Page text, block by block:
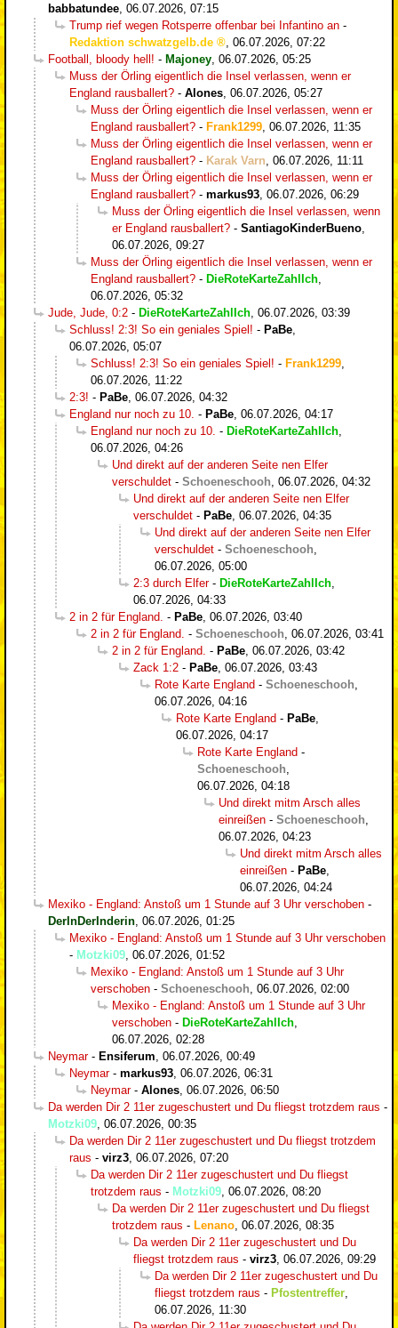
babbatundee 06.07.2026, 07:15
Trump rief wegen Rotsperre offenbar bei Infantino an -
Redaktion schwatzgelb.de
06.07.2026, 07:22
Football, bloody hell! - Majoney 06.07.2026, 05:25
Muss der Örling eigentlich die Insel verlassen, wenn er
England rausballert? - Alones 06.07.2026, 05:27
Muss der Örling eigentlich die Insel verlassen, wenn er
England rausballert? - Frank1299 06.07.2026, 11:35
Muss der Örling eigentlich die Insel verlassen, wenn er
England rausballert? - Karak Varn 06.07.2026, 11:11
Muss der Örling eigentlich die Insel verlassen, wenn er
England rausballert? - markus93 06.07.2026, 06:29
Muss der Örling eigentlich die Insel verlassen, wenn
er England rausballert? - SantiagoKinderBueno
06.07.2026, 09:27
Muss der Örling eigentlich die Insel verlassen, wenn er
England rausballert? - DieRoteKarteZahlIch
06.07.2026, 05:32
Jude, Jude, 0:2 - DieRoteKarteZahlIch 06.07.2026, 03:39
Schluss! 2:3! So ein geniales Spiel! - PaBe
06.07.2026, 05:07
Schluss! 2:3! So ein geniales Spiel! - Frank1299
06.07.2026, 11:22
2:3! - PaBe 06.07.2026, 04:32
England nur noch zu 10. - PaBe 06.07.2026, 04:17
England nur noch zu 10. - DieRoteKarteZahlIch
06.07.2026, 04:26
Und direkt auf der anderen Seite nen Elfer
verschuldet - Schoeneschooh 06.07.2026, 04:32
Und direkt auf der anderen Seite nen Elfer
verschuldet - PaBe 06.07.2026, 04:35
Und direkt auf der anderen Seite nen Elfer
verschuldet - Schoeneschooh
06.07.2026, 05:00
2:3 durch Elfer- DieRoteKarteZahlIch
06.07.2026, 04:33
2 in 2 für England. - PaBe 06.07.2026, 03:40
2 in 2 für England. - Schoeneschooh 06.07.2026, 03:41
2 in 2 für England. - PaBe 06.07.2026, 03:42
Zack 1:2 - PaBe 06.07.2026, 03:43
Rote Karte England - Schoeneschooh
06.07.2026, 04:16
Rote Karte England - PaBe
06.07.2026, 04:17
Rote Karte England -
Schoeneschooh
06.07.2026, 04:18
Und direkt mitm Arsch alles
einreißen - Schoeneschooh
06.07.2026, 04:23
Und direkt mitm Arsch alles
einreißen - PaBe
06.07.2026, 04:24
Mexiko - England: Anstoß um 1 Stunde auf 3 Uhr verschoben -
DerInDerInderin 06.07.2026, 01:25
Mexiko - England: Anstoß um 1 Stunde auf 3 Uhr verschoben
- Motzki09 06.07.2026, 01:52
Mexiko - England: Anstoß um 1 Stunde auf 3 Uhr
verschoben - Schoeneschooh 06.07.2026, 02:00
Mexiko - England: Anstoß um 1 Stunde auf 3 Uhr
verschoben - DieRoteKarteZahlIch
06.07.2026, 02:28
Neymar- Ensiferum 06.07.2026, 00:49
Neymar- markus93 06.07.2026, 06:31
Neymar- Alones 06.07.2026, 06:50
Da werden Dir 2 11er zugeschustert und Du fliegst trotzdem raus -
Motzki09 06.07.2026, 00:35
Da werden Dir 2 11er zugeschustert und Du fliegst trotzdem
raus - virz3 06.07.2026, 07:20
Da werden Dir 2 11er zugeschustert und Du fliegst
trotzdem raus - Motzki09 06.07.2026, 08:20
Da werden Dir 2 11er zugeschustert und Du fliegst
trotzdem raus - Lenano 06.07.2026, 08:35
Da werden Dir 2 11er zugeschustert und Du
fliegst trotzdem raus - virz3 06.07.2026, 09:29
Da werden Dir 2 11er zugeschustert und Du
fliegst trotzdem raus - Pfostentreffer
06.07.2026, 11:30